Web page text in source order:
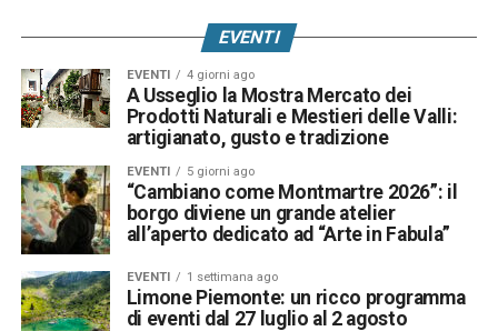
EVENTI
EVENTI 4 giorni ago
A Usseglio la Mostra Mercato dei
Prodotti Naturali e Mestieri delle Valli:
artigianato, gusto e tradizione
EVENTI 5 giorni ago
“Cambiano come Montmartre 2026”: il
borgo diviene un grande atelier
all’aperto dedicato ad “Arte in Fabula”
EVENTI 1 settimana ago
Limone Piemonte: un ricco programma
di eventi dal 27 luglio al 2 agosto